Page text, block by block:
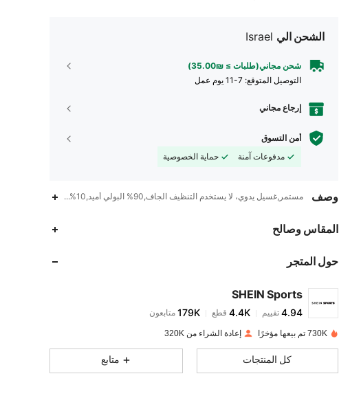
الشحن الي Israel
شحن مجاني(طلبات ≥ ₪35.00)
التوصيل المتوقع: 7-11 يوم عمل
إرجاع مجاني
أمن التسوق
مدفوعات آمنة
حماية الخصوصية
وصف مستمر,غسيل يدوي، لا يستخدم التنظيف الجاف,90% البولي أميد,10% إلاستان
المقاس وصالح
حول المتجر
SHEIN Sports
4.94
4.94 تقييم 4.4K
s***g تم دفعمنذ 1 يوم
730K تم بيعها مؤخرًا إعادة الشراء من 320K
كل المنتجات متابع